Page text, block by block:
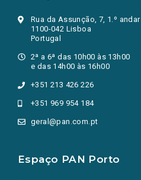
Rua da Assunção, 7, 1.º andar
1100-042 Lisboa
Portugal
2ª a 6ª das 10h00 às 13h00
e das 14h00 às 16h00
+351 213 426 226
+351 969 954 184
geral@pan.com.pt
Espaço PAN Porto